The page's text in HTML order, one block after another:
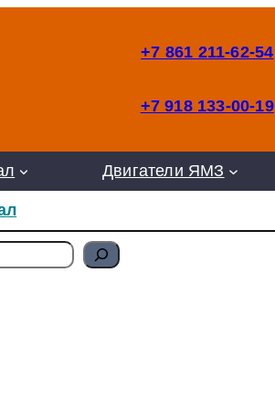
+7 861 211-62-54
+7 918 133-00-19
Двигатели ЯМЗ